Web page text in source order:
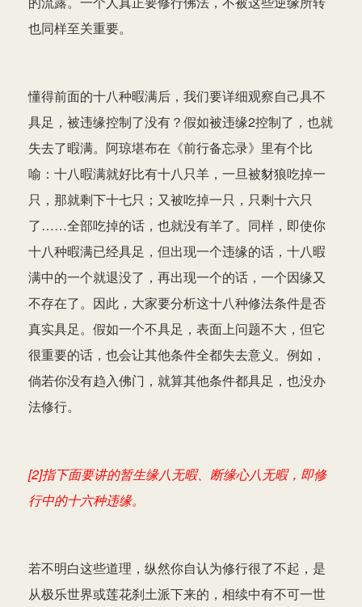
也同样至关重要。
懂得前面的十八种暇满后，我们要详细观察自己具不
具足，被违缘控制了没有？假如被违缘2控制了，也就
失去了暇满。阿琼堪布在《前行备忘录》里有个比
喻：十八暇满就好比有十八只羊，一旦被豺狼吃掉一
只，那就剩下十七只；又被吃掉一只，只剩十六只
了……全部吃掉的话，也就没有羊了。同样，即使你
十八种暇满已经具足，但出现一个违缘的话，十八暇
满中的一个就退没了，再出现一个的话，一个因缘又
不存在了。因此，大家要分析这十八种修法条件是否
真实具足。假如一个不具足，表面上问题不大，但它
很重要的话，也会让其他条件全都失去意义。例如，
倘若你没有趋入佛门，就算其他条件都具足，也没办
法修行。
[2]指下面要讲的暂生缘八无暇、断缘心八无暇，即修
行中的十六种违缘。
若不明白这些道理，纵然你自认为修行很了不起，是
从极乐世界或莲花刹土派下来的，相续中有不可一世